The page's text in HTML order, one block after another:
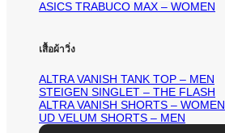
ASICS TRABUCO MAX – WOMEN
เสื้อผ้าวิ่ง
ALTRA VANISH TANK TOP – MEN
STEIGEN SINGLET – THE FLASH
ALTRA VANISH SHORTS – WOMEN
UD VELUM SHORTS – MEN